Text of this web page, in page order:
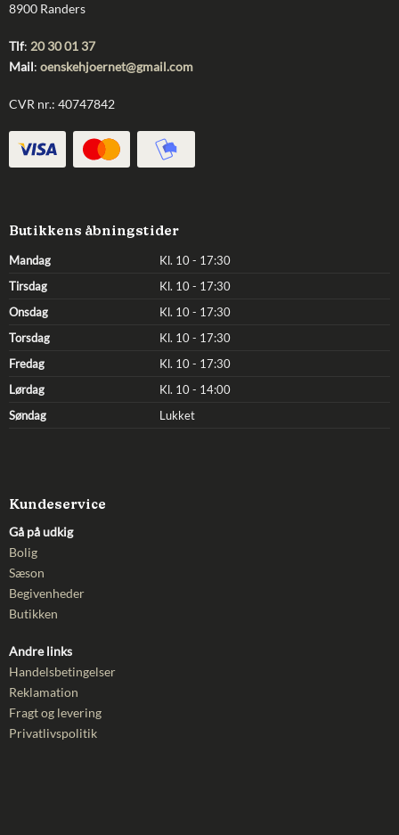
8900 Randers
Tlf: 20 30 01 37
Mail: oenskehjoernet@gmail.com
CVR nr.: 40747842
Butikkens åbningstider
Mandag
Kl. 10 - 17:30
Tirsdag
Kl. 10 - 17:30
Onsdag
Kl. 10 - 17:30
Torsdag
Kl. 10 - 17:30
Fredag
Kl. 10 - 17:30
Lørdag
Kl. 10 - 14:00
Søndag
Lukket
Kundeservice
Gå på udkig
Bolig
Sæson
Begivenheder
Butikken
Andre links
Handelsbetingelser
Reklamation
Fragt og levering
Privatlivspolitik